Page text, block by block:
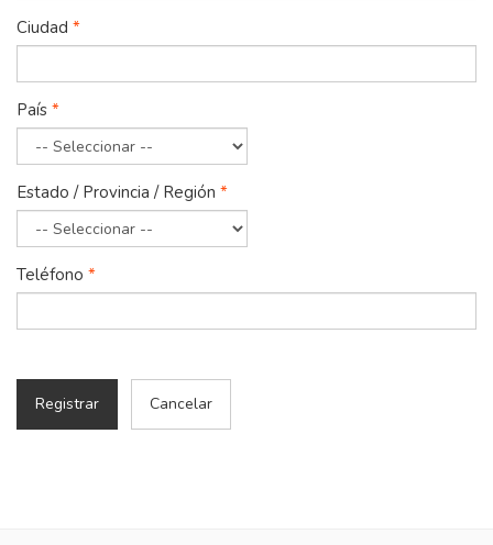
Ciudad *
País *
Estado / Provincia / Región *
Teléfono *
Registrar Cancelar